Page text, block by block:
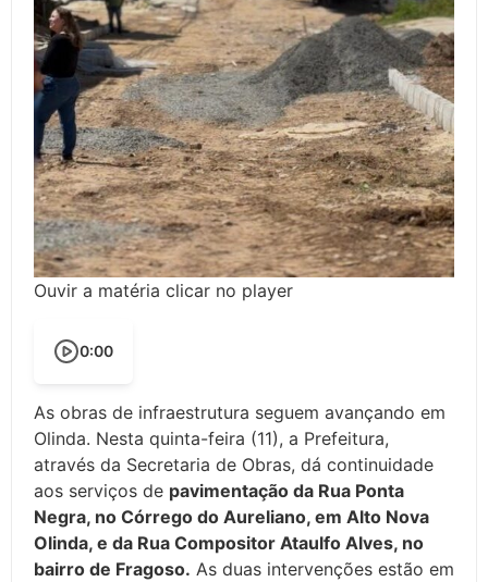
Ouvir a matéria clicar no player
0:00
As obras de infraestrutura seguem avançando em
Olinda. Nesta quinta-feira (11), a Prefeitura,
através da Secretaria de Obras, dá continuidade
aos serviços de pavimentação da Rua Ponta
Negra, no Córrego do Aureliano, em Alto Nova
Olinda, e da Rua Compositor Ataulfo Alves, no
bairro de Fragoso. As duas intervenções estão em